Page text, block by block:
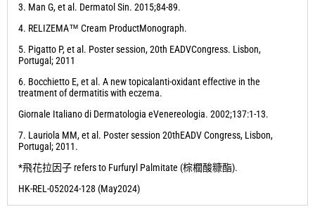
3. Man G, et al. Dermatol Sin. 2015;84-89.
4. RELIZEMA™ Cream ProductMonograph.
5. Pigatto P, et al. Poster session, 20th EADVCongress. Lisbon,
Portugal; 2011
6. Bocchietto E, et al. A new topicalanti-oxidant effective in the
treatment of dermatitis with eczema.
Giornale Italiano di Dermatologia eVenereologia. 2002;137:1-13.
7. Lauriola MM, et al. Poster session 20thEADV Congress, Lisbon,
Portugal; 2011.
*飛花拉因子refers to Furfuryl Palmitate (棕櫚酸糠酯).
HK-REL-052024-128 (May2024)